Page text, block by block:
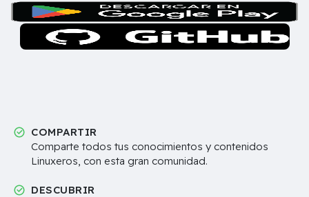
COMPARTIR
Comparte todos tus conocimientos y contenidos
Linuxeros, con esta gran comunidad.
DESCUBRIR